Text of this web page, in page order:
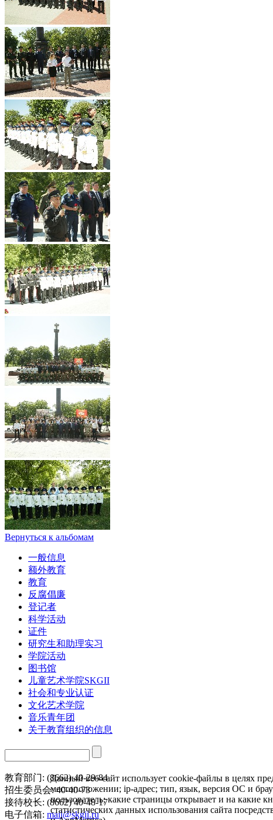
Вернуться к альбомам
一般信息
额外教育
教育
反腐倡廉
登记者
科学活动
证件
研究生和助理实习
学院活动
图书馆
儿童艺术学院SKGII
社会和专业认证
文化艺术学院
音乐青年团
关于教育组织的信息
教育部门: (8662) 40-29-84
招生委员会: 40-40-73
接待校长: (8662) 40-48-17
电子信箱: mail@skgii.ru
Данный веб-сайт использует cookie-файлы в целях
местоположении; ip-адрес; тип, язык, версия ОС и
пользователь; какие страницы открывает и на какие
статистических данных использования сайта